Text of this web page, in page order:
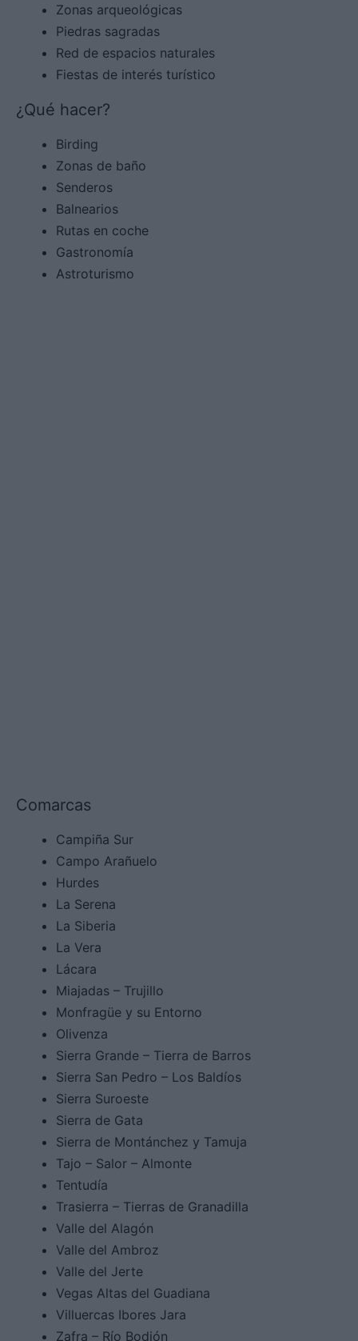
Zonas arqueológicas
Piedras sagradas
Red de espacios naturales
Fiestas de interés turístico
¿Qué hacer?
Birding
Zonas de baño
Senderos
Balnearios
Rutas en coche
Gastronomía
Astroturismo
Comarcas
Campiña Sur
Campo Arañuelo
Hurdes
La Serena
La Siberia
La Vera
Lácara
Miajadas – Trujillo
Monfragüe y su Entorno
Olivenza
Sierra Grande – Tierra de Barros
Sierra San Pedro – Los Baldíos
Sierra Suroeste
Sierra de Gata
Sierra de Montánchez y Tamuja
Tajo – Salor – Almonte
Tentudía
Trasierra – Tierras de Granadilla
Valle del Alagón
Valle del Ambroz
Valle del Jerte
Vegas Altas del Guadiana
Villuercas Ibores Jara
Zafra – Río Bodión